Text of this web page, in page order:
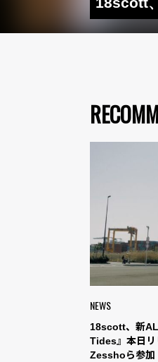
NEWS
18scott、新
Tides』本日
Zesshoら参加